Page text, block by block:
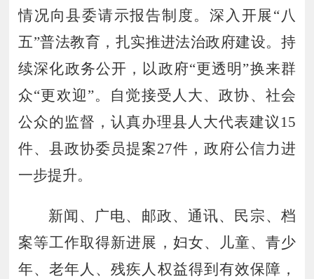
情况向县委请示报告制度。深入开展“八
五”普法教育，扎实推进法治政府建设。持
续深化政务公开，以政府“更透明”换来群
众“更欢迎”。自觉接受人大、政协、社会
公众的监督，认真办理县人大代表建议 15
件、县政协委员提案27件，政府公信力进
一步提升。
新闻、广电、邮政、通讯、民宗、档
案等工作取得新进展 ， 妇女、儿童、青少
年、老年人、残疾人权益得到有效保障，